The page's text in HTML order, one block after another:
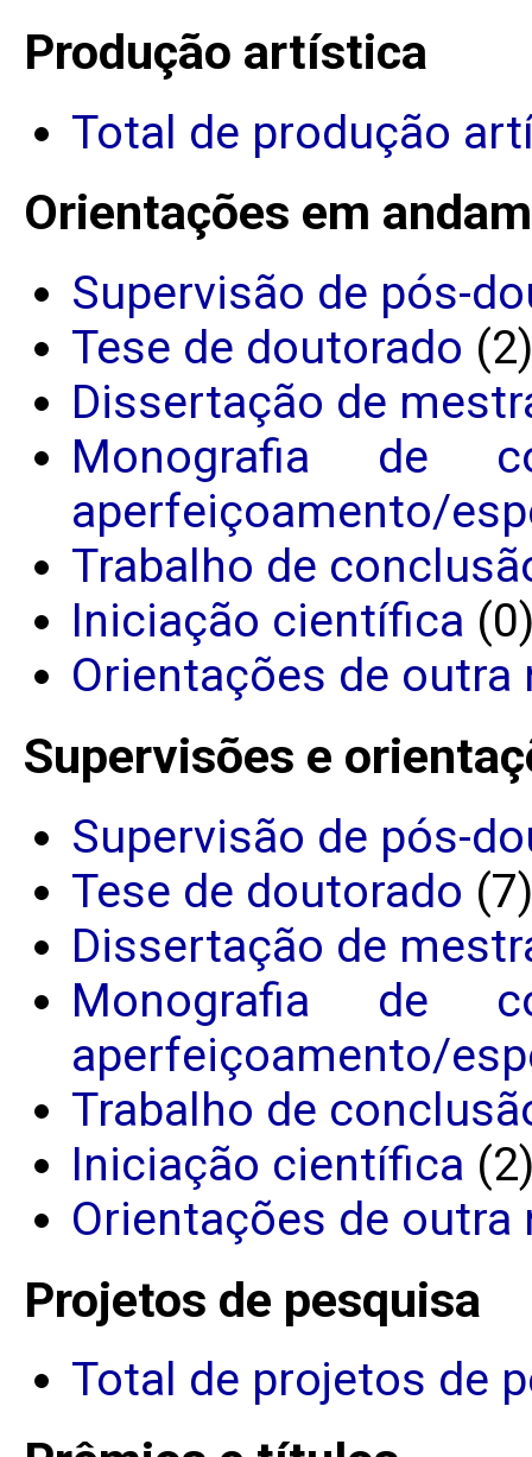
Produção artística
Total de produção
Orientações em
Supervisão de pós-
Tese de doutorado (2)
Dissertação de
Monografia de
aperfeiçoamento/
Trabalho de
Iniciação científica
Orientações de outra
Supervisões e
Supervisão de pós-
Tese de doutorado (7)
Dissertação de
Monografia de
aperfeiçoamento/
Trabalho de
Iniciação científica
Orientações de outra
Projetos de pesquisa
Total de projetos de